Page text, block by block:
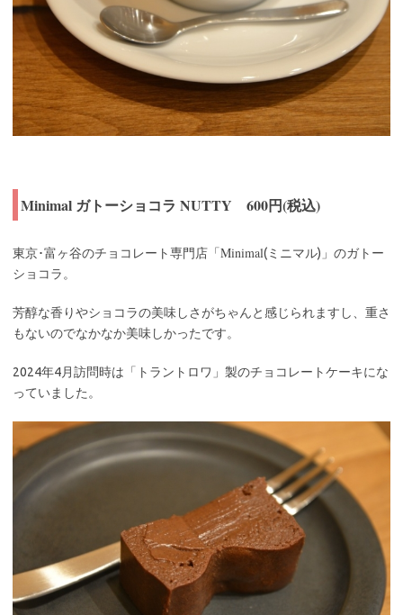
Minimal ガトーショコラ NUTTY 600円(税込)
東京･富ヶ谷のチョコレート専門店「Minimal(ミニマル)」のガトー
ショコラ。
芳醇な香りやショコラの美味しさがちゃんと感じられますし、重さ
もないのでなかなか美味しかったです。
2024年4月訪問時は「トラントロワ」製のチョコレートケーキにな
っていました。